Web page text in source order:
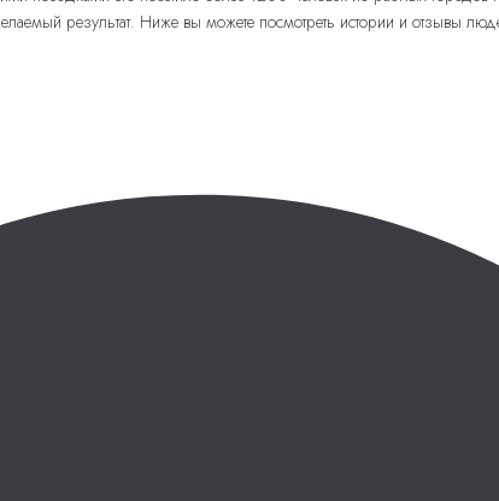
результат. Ниже вы можете посмотреть истории и отзывы